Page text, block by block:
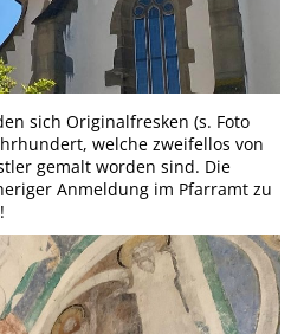
sich Originalfresken (s. Foto
welche zweifellos von
gemalt worden sind. Die
Anmeldung im Pfarramt zu